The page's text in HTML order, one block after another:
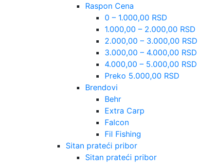
Raspon Cena
0 – 1.000,00 RSD
1.000,00 – 2.000,00 RSD
2.000,00 – 3.000,00 RSD
3.000,00 – 4.000,00 RSD
4.000,00 – 5.000,00 RSD
Preko 5.000,00 RSD
Brendovi
Behr
Extra Carp
Falcon
Fil Fishing
Sitan prateći pribor
Sitan prateći pribor